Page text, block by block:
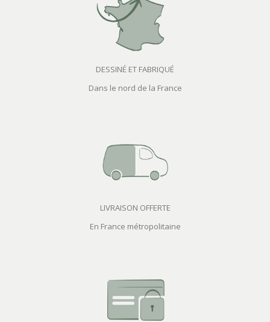
DESSINÉ ET FABRIQUÉ
Dans le nord de la France
LIVRAISON OFFERTE
En France métropolitaine